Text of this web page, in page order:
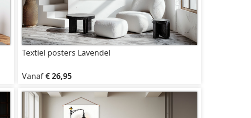
Textiel posters Lavendel
Vanaf€ 26,95